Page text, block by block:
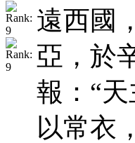
遠西國
亞，於
報：“
以常衣